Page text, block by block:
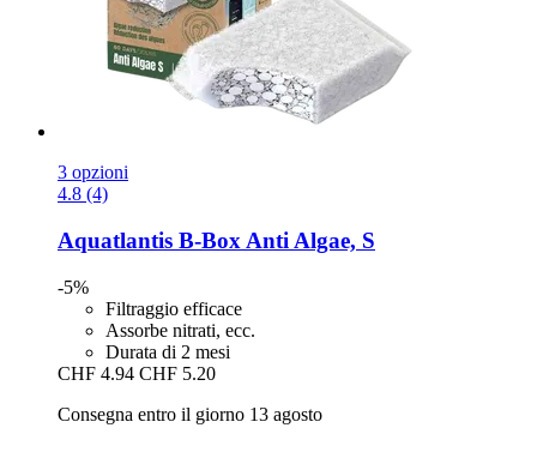
3 opzioni
4.8 (4)
Aquatlantis B-​Box Anti Algae, S
-5%
Filtraggio efficace
Assorbe nitrati, ecc.
Durata di 2 mesi
CHF 4.94 CHF 5.20
Consegna entro il giorno 13 agosto